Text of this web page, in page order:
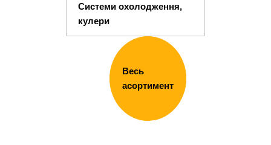
Системи охолодження,
кулери
Весь
асортимент